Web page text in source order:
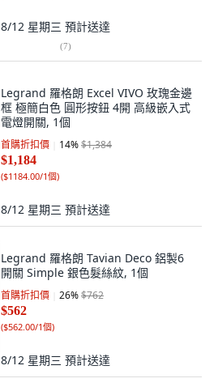
8/12 星期三 預計送達
(7)
Legrand 羅格朗 Excel VIVO 玫瑰金邊
框 極簡白色 圓形按鈕 4開 高級嵌入式
電燈開關, 1個
首購折扣價 14%$1,384
$1,184
($1184.00/1個)
8/12 星期三 預計送達
Legrand 羅格朗 Tavian Deco 鋁製6
開關 Simple 銀色髮絲紋, 1個
首購折扣價 26%$762
$562
($562.00/1個)
8/12 星期三 預計送達